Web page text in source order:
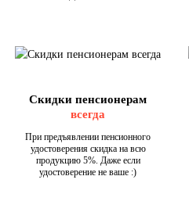
Скидки пенсионерам
всегда
При предъявлении пенсионного
удостоверения скидка на всю
продукцию 5%. Даже если
удостоверение не ваше :)